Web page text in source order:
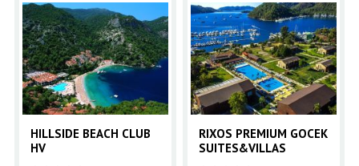
HILLSIDE BEACH CLUB
HV
RIXOS PREMIUM GOCEK
SUITES&VILLAS